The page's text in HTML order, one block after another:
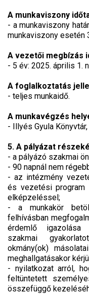
A munkaviszony
- a munkaviszony
munkaviszony esetén
A vezetői megbízás
- 5 év: 2025. április 1.
A foglalkoztatás
- teljes munkaidő.
A munkavégzés
- Illyés Gyula
5. A pályázat
- a pályázó szakmai
- 90 napnál nem
- az intézmény
és vezetési program
elképzeléssel;
- a munkakör
felhívásban
érdemlő igazolása
szakmai
okmány(ok)
meghallgatásakor
- nyilatkozat arról,
feltüntetett
összefüggő